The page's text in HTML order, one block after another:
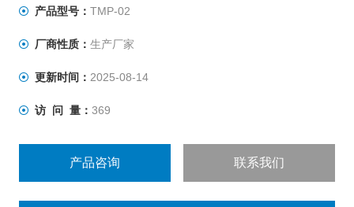
性等力学性能精确测试。
产品型号： TMP-02
厂商性质： 生产厂家
更新时间： 2025-08-14
访 问 量： 369
产品咨询 联系我们